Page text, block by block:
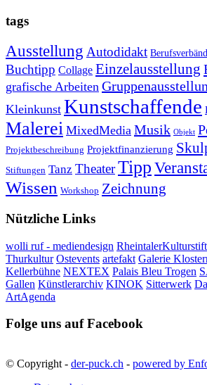
tags
Ausstellung Autodidakt
Buchtipp Collage Einzelausstellung
grafische Arbeiten
Kleinkunst Kunstschaffende
Malerei MixedMedia Musik Objekt
Projektbeschreibung Projektfinanzierung
Stiftungen Tanz TheaterTipp
Wissen Workshop Zeichnung
Nützliche Links
wolli ruf - mediendesign
Thurkultur Ostevents artefakt Galerie
Kellerbühne NEXTEX Palais Bleu Trogen
Gallen Künstlerarchiv KINOK Sitterwerk
ArtAgenda
Folge uns auf Facebook
© Copyright - der-puck.ch - powered by